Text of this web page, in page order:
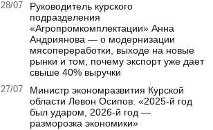
28/07
Руководитель курского
подразделения
«Агропромкомплектации» Анна
Андриянова — о модернизации
мясопереработки, выходе на новые
рынки и том, почему экспорт уже дает
свыше 40% выручки
27/07
Министр экономразвития Курской
области Левон Осипов: «2025‑й год
был ударом, 2026‑й год —
разморозка экономики»